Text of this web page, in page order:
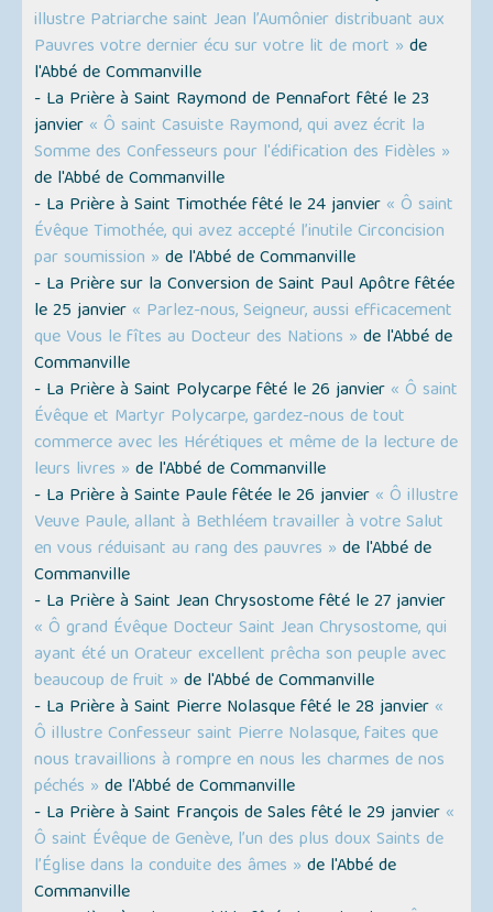
illustre Patriarche saint Jean l’Aumônier distribuant aux
Pauvres votre dernier écu sur votre lit de mort » de
l'Abbé de Commanville
- La Prière à Saint Raymond de Pennafort fêté le 23
janvier « Ô saint Casuiste Raymond, qui avez écrit la
Somme des Confesseurs pour l'édification des Fidèles »
de l'Abbé de Commanville
- La Prière à Saint Timothée fêté le 24 janvier « Ô saint
Évêque Timothée, qui avez accepté l’inutile Circoncision
par soumission » de l'Abbé de Commanville
- La Prière sur la Conversion de Saint Paul Apôtre fêtée
le 25 janvier « Parlez-nous, Seigneur, aussi efficacement
que Vous le fîtes au Docteur des Nations » de l'Abbé de
Commanville
- La Prière à Saint Polycarpe fêté le 26 janvier « Ô saint
Évêque et Martyr Polycarpe, gardez-nous de tout
commerce avec les Hérétiques et même de la lecture de
leurs livres » de l'Abbé de Commanville
- La Prière à Sainte Paule fêtée le 26 janvier « Ô illustre
Veuve Paule, allant à Bethléem travailler à votre Salut
en vous réduisant au rang des pauvres » de l'Abbé de
Commanville
- La Prière à Saint Jean Chrysostome fêté le 27 janvier
« Ô grand Évêque Docteur Saint Jean Chrysostome, qui
ayant été un Orateur excellent prêcha son peuple avec
beaucoup de fruit » de l'Abbé de Commanville
- La Prière à Saint Pierre Nolasque fêté le 28 janvier «
Ô illustre Confesseur saint Pierre Nolasque, faites que
nous travaillions à rompre en nous les charmes de nos
péchés » de l'Abbé de Commanville
- La Prière à Saint François de Sales fêté le 29 janvier «
Ô saint Évêque de Genève, l’un des plus doux Saints de
l’Église dans la conduite des âmes » de l'Abbé de
Commanville